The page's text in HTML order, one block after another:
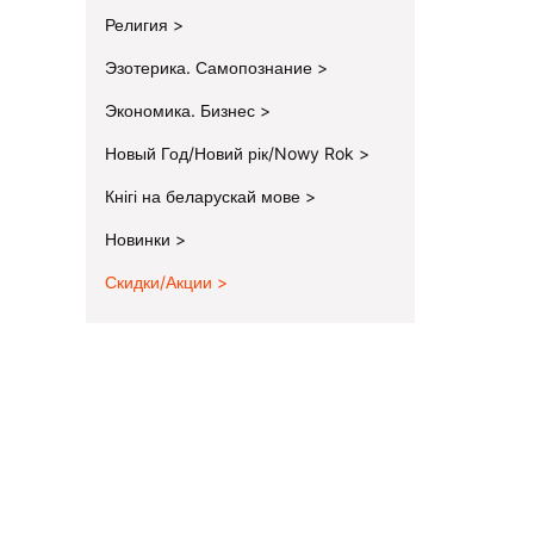
Религия
Эзотерика. Самопознание
Экономика. Бизнес
Новый Год/Новий рік/Nowy Rok
Кнігі на беларускай мове
Новинки
Скидки/Акции